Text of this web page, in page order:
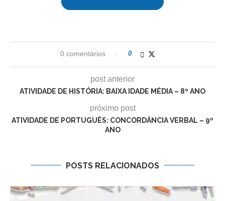
0 comentários 0
post anterior
ATIVIDADE DE HISTÓRIA: BAIXA IDADE MÉDIA – 8º ANO
próximo post
ATIVIDADE DE PORTUGUÊS: CONCORDÂNCIA VERBAL – 9º
ANO
POSTS RELACIONADOS